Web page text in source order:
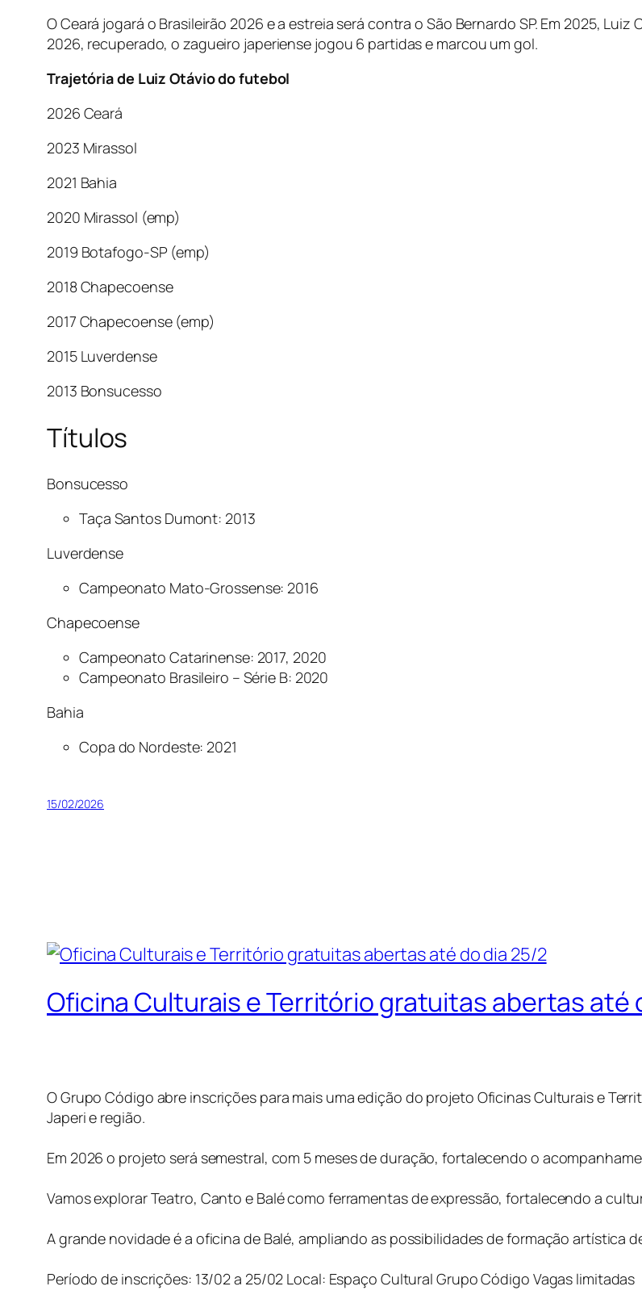
O Ceará jogará o Brasileirão 2026 e a estreia será contra o São Bernardo SP. Em 2025,
2026, recuperado, o zagueiro japeriense jogou 6 partidas e marcou um gol.
Trajetória de Luiz Otávio do futebol
2026 Ceará
2023 Mirassol
2021 Bahia
2020 Mirassol (emp)
2019 Botafogo-SP (emp)
2018 Chapecoense
2017 Chapecoense (emp)
2015 Luverdense
2013 Bonsucesso
Títulos
Bonsucesso
Taça Santos Dumont: 2013
Luverdense
Campeonato Mato-Grossense: 2016
Chapecoense
Campeonato Catarinense: 2017, 2020
Campeonato Brasileiro – Série B: 2020
Bahia
Copa do Nordeste: 2021
15/02/2026
Oficina Culturais e Território gratuitas abertas até
O Grupo Código abre inscrições para mais uma edição do projeto Oficinas Culturais e
Japeri e região.
Em 2026 o projeto será semestral, com 5 meses de duração, fortalecendo o
Vamos explorar Teatro, Canto e Balé como ferramentas de expressão, fortalecendo a
A grande novidade é a oficina de Balé, ampliando as possibilidades de formação artística
Período de inscrições: 13/02 a 25/02 Local: Espaço Cultural Grupo Código Vagas limitadas